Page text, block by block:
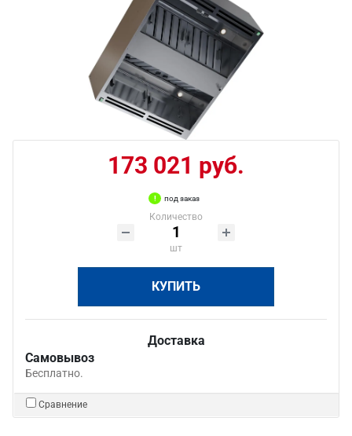
173 021 руб.
под заказ
Количество
шт
КУПИТЬ
Доставка
Самовывоз
Бесплатно.
Сравнение